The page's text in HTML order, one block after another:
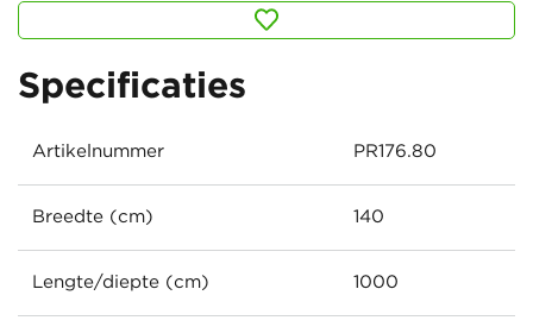
Specificaties
Artikelnummer PR176.80
Breedte (cm) 140
Lengte/diepte (cm) 1000